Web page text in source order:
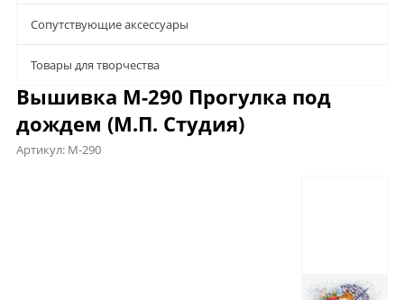
Сопутствующие аксессуары
Товары для творчества
Вышивка М-290 Прогулка под
дождем (М.П. Студия)
Артикул: М-290